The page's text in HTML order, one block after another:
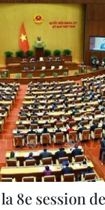
8e session de